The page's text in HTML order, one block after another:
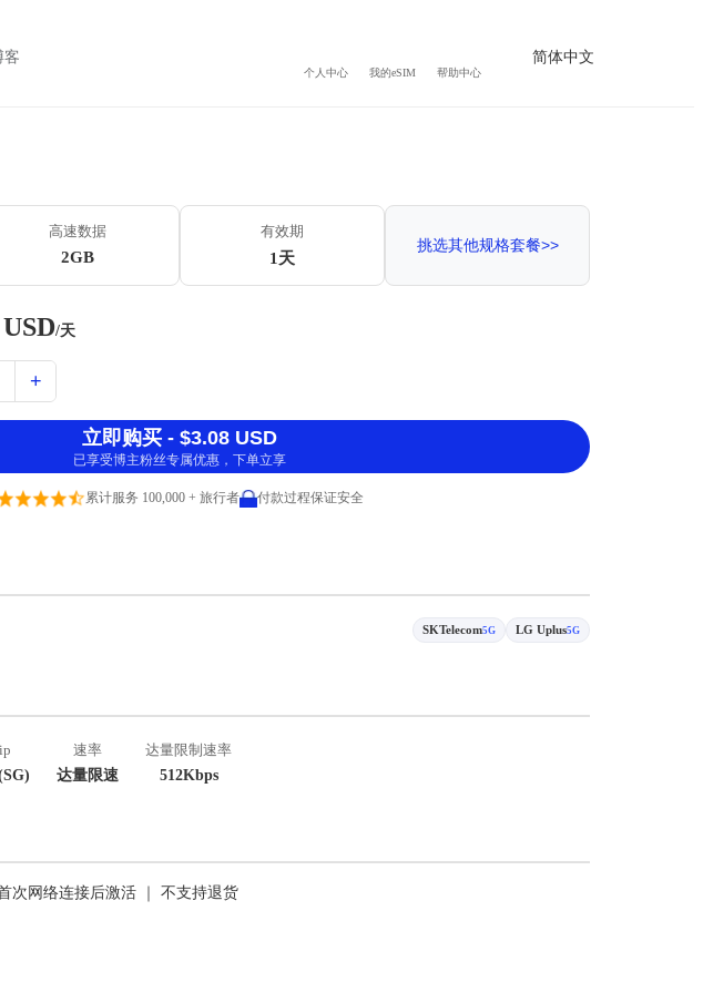
客
个人中心 我的eSIM 帮助中心
简体中文
高速数据
2GB
有效期
1天
挑选其他规格套餐>>
/天
+
立即购买 - $3.08 USD
已享受博主粉丝专属优惠，下单立享
累计服务 100,000 + 旅行者 付款过程保证安全
SKTelecom5G LG Uplus5G
速率
达量限速
达量限制速率
512Kbps
次网络连接后激活 ｜ 不支持退货